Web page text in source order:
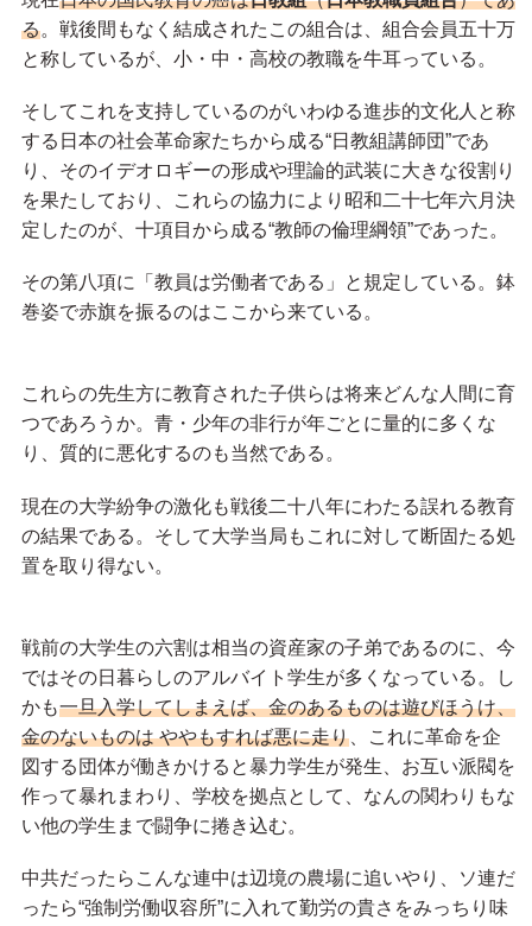
る。戦後間もなく結成されたこの組合は、組合会員五十万
と称しているが、小・中・高校の教職を牛耳っている。
そしてこれを支持しているのがいわゆる進歩的文化人と称
する日本の社会革命家たちから成る“日教組講師団”であ
り、そのイデオロギーの形成や理論的武装に大きな役割り
を果たしており、これらの協力により昭和二十七年六月決
定したのが、十項目から成る“教師の倫理綱領”であった。
その第八項に「教員は労働者である」と規定している。鉢
巻姿で赤旗を振るのはここから来ている。
これらの先生方に教育された子供らは将来どんな人間に育
つであろうか。青・少年の非行が年ごとに量的に多くな
り、質的に悪化するのも当然である。
現在の大学紛争の激化も戦後二十八年にわたる誤れる教育
の結果である。そして大学当局もこれに対して断固たる処
置を取り得ない。
戦前の大学生の六割は相当の資産家の子弟であるのに、今
ではその日暮らしのアルバイト学生が多くなっている。し
かも一旦入学してしまえば、金のあるものは遊びほうけ、
金のないものは ややもすれば悪に走り、これに革命を企
図する団体が働きかけると暴力学生が発生、お互い派閥を
作って暴れまわり、学校を拠点として、なんの関わりもな
い他の学生まで闘争に捲き込む。
中共だったらこんな連中は辺境の農場に追いやり、ソ連だ
ったら“強制労働収容所”に入れて勤労の貴さをみっちり味